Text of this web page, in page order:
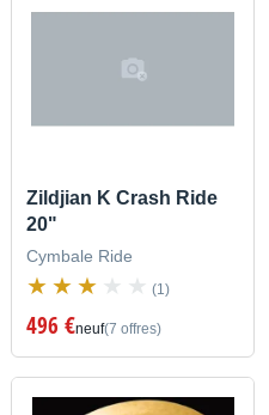
Zildjian K Crash Ride
20"
Cymbale Ride
(1)
496 €neuf(7 offres)